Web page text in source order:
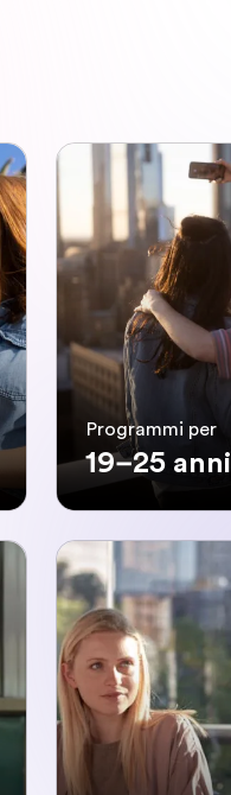
Programmi per
19–25 anni